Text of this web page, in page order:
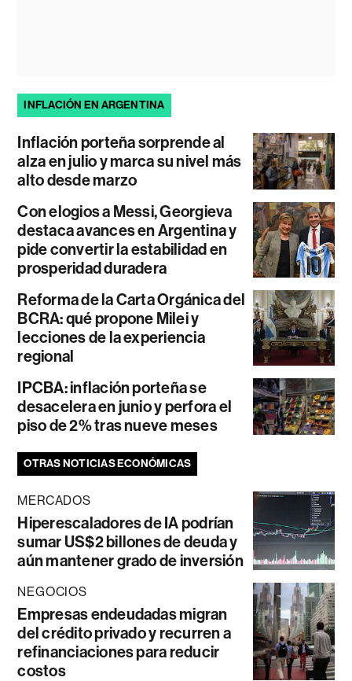
INFLACIÓN EN ARGENTINA
Inflación porteña sorprende al
alza en julio y marca su nivel más
alto desde marzo
Con elogios a Messi, Georgieva
destaca avances en Argentina y
pide convertir la estabilidad en
prosperidad duradera
Reforma de la Carta Orgánica del
BCRA: qué propone Milei y
lecciones de la experiencia
regional
IPCBA: inflación porteña se
desacelera en junio y perfora el
piso de 2% tras nueve meses
OTRAS NOTICIAS ECONÓMICAS
MERCADOS
Hiperescaladores de IA podrían
sumar US$2 billones de deuda y
aún mantener grado de inversión
NEGOCIOS
Empresas endeudadas migran
del crédito privado y recurren a
refinanciaciones para reducir
costos